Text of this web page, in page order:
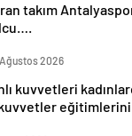
takım
2026
kuvvetleri
eğitimlerini